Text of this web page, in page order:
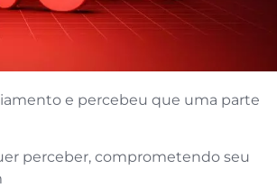
e percebeu que uma parte
perceber, comprometendo seu